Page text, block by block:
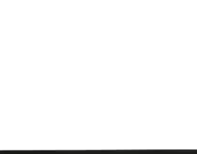
özellikleri, kullanıcı yorumları ve kullanım